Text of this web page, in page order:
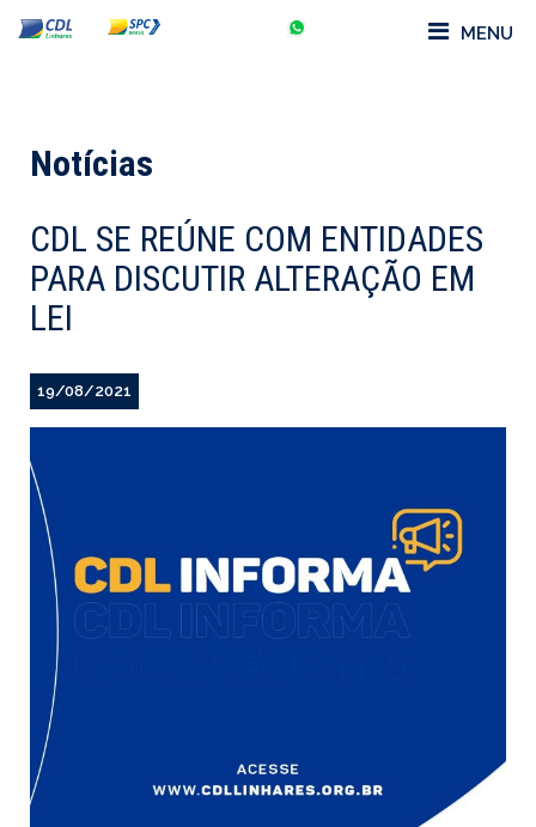
MENU
Notícias
CDL SE REÚNE COM ENTIDADES
PARA DISCUTIR ALTERAÇÃO EM
LEI
19/08/2021